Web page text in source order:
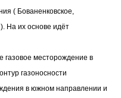
( Бованенковское,
На их основе идёт
газовое месторождение в
газоносности
в южном направлении и